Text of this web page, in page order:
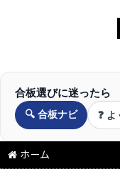
合板選びに迷ったら
🔍 合板ナビ ❓
ホーム